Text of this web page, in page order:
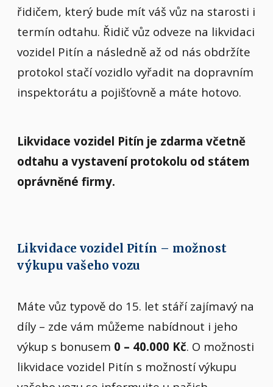
řidičem, který bude mít váš vůz na starosti i
termín odtahu. Řidič vůz odveze na likvidaci
vozidel Pitín a následně až od nás obdržíte
protokol stačí vozidlo vyřadit na dopravním
inspektorátu a pojišťovně a máte hotovo.
Likvidace vozidel Pitín je zdarma včetně
odtahu a vystavení protokolu od státem
oprávněné firmy.
Likvidace vozidel Pitín – možnost
výkupu vašeho vozu
Máte vůz typově do 15. let stáří zajímavý na
díly – zde vám můžeme nabídnout i jeho
výkup s bonusem 0 – 40.000 Kč. O možnosti
likvidace vozidel Pitín s možností výkupu